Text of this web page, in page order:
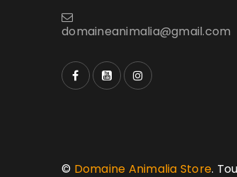
domaineanimalia@gmail.com
© Domaine Animalia Store.